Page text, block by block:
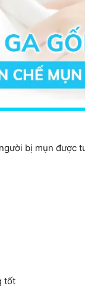
bị mụn được
tốt